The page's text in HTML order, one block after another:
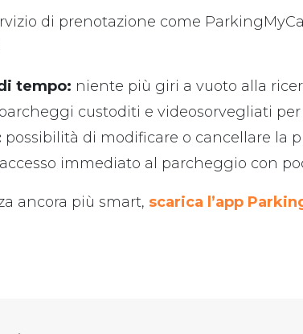
di prenotazione come
tempo: niente più giri a vuoto alla
parcheggi custoditi e videosorvegliati
possibilità di modificare o cancellare la
accesso immediato al parcheggio con
ancora più smart, scarica l’app